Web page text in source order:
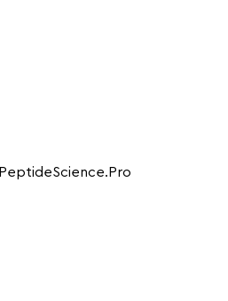
PeptideScience.Pro